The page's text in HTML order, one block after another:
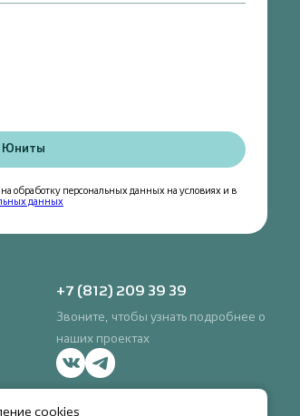
обработку персональных данных на условиях и в
данных
Юниты
+7 (812) 209 39 39
Звоните, чтобы узнать подробнее о
наших проектах
cookies